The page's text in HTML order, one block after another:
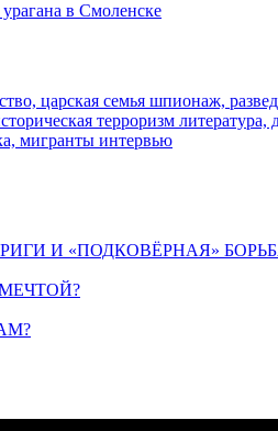
в Смоленске
царская семья шпионаж,
терроризм литература,
мигранты интервью
И «ПОДКОВЁРНАЯ»